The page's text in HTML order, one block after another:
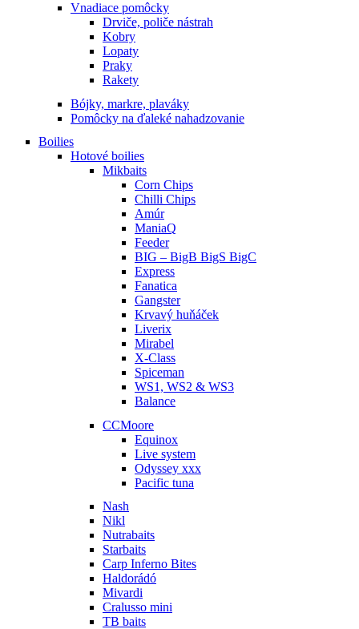
Vnadiace pomôcky
Drviče, poliče nástrah
Kobry
Lopaty
Praky
Rakety
Bójky, markre, plaváky
Pomôcky na ďaleké nahadzovanie
Boilies
Hotové boilies
Mikbaits
Corn Chips
Chilli Chips
Amúr
ManiaQ
Feeder
BIG – BigB BigS BigC
Express
Fanatica
Gangster
Krvavý huňáček
Liverix
Mirabel
X-Class
Spiceman
WS1, WS2 & WS3
Balance
CCMoore
Equinox
Live system
Odyssey xxx
Pacific tuna
Nash
Nikl
Nutrabaits
Starbaits
Carp Inferno Bites
Haldorádó
Mivardi
Cralusso mini
TB baits